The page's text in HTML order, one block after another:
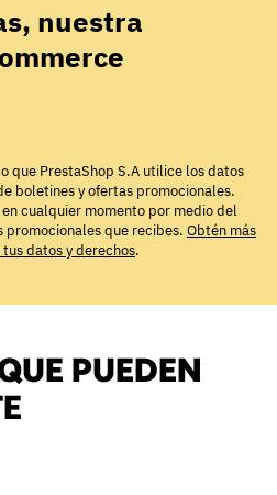
nuestra
que PrestaShop S.A utilice los datos
boletines y ofertas promocionales.
cualquier momento por medio del
promocionales que recibes. Obtén más
datos y derechos.
PUEDEN